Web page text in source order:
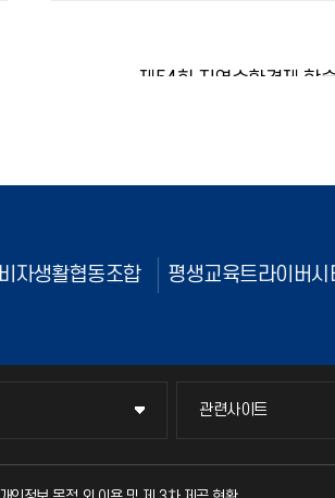
제54회 지역순환경제 학
제54회 지역순환경제 학술세미
창업지원단 현장실습지원센
관련사이트
관련사이트
국방헬프콜